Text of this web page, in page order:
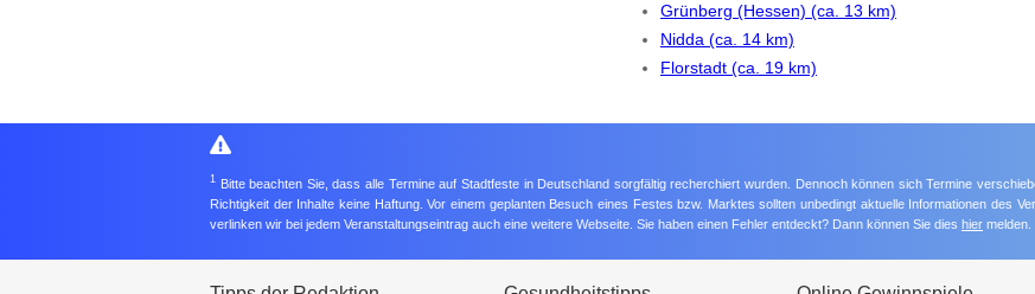
Grünberg (Hessen) (ca. 13 km)
Nidda (ca. 14 km)
Florstadt (ca. 19 km)
1 Bitte beachten Sie, dass alle Termine auf Stadtfeste in Deutschland sorgfältig recherchiert wurden. Dennoch können sich Termine
Richtigkeit der Inhalte keine Haftung. Vor einem geplanten Besuch eines Festes bzw. Marktes sollten unbedingt aktuelle Informationen des
verlinken wir bei jedem Veranstaltungseintrag auch eine weitere Webseite. Sie haben einen Fehler entdeckt? Dann können Sie dies hier melden.